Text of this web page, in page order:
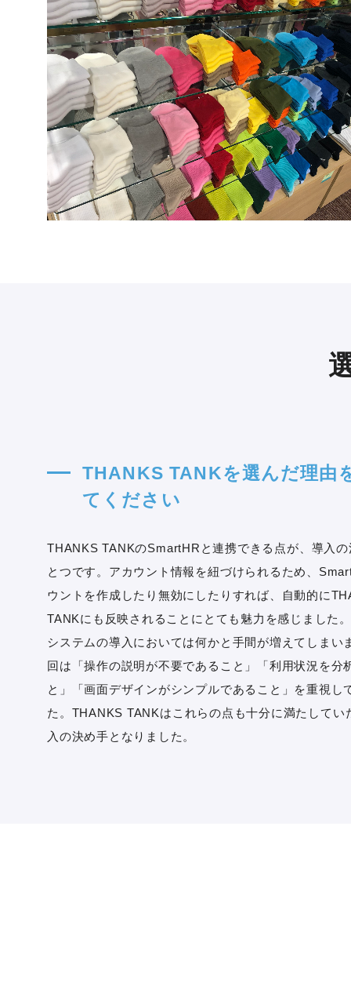
THANKS TANKを選んだ理由
てください
THANKS TANKのSmartHRと連携できる点が、導入
とつです。アカウント情報を紐づけられるため、
ウントを作成したり無効にしたりすれば、自動的に
TANKにも反映されることにとても魅力を感じました
システムの導入においては何かと手間が増えてしまい
回は「操作の説明が不要であること」「利用状況を分
と」「画面デザインがシンプルであること」を重視し
た。THANKS TANKはこれらの点も十分に満たしてい
入の決め手となりました。